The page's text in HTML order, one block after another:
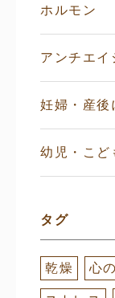
ホルモン
アンチエイ
妊婦・産後
幼児・こど
タグ
乾燥 心